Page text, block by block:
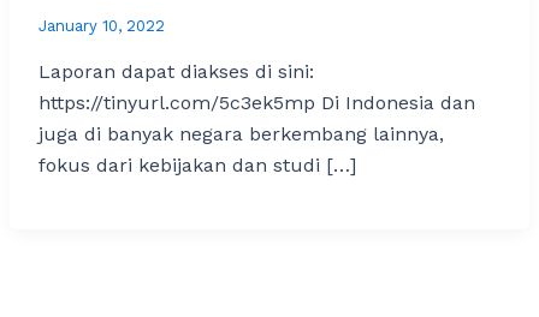
January 10, 2022
Laporan dapat diakses di sini:
https://tinyurl.com/5c3ek5mp Di Indonesia dan
juga di banyak negara berkembang lainnya,
fokus dari kebijakan dan studi […]